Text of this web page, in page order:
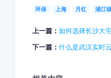
环保 上海 月红 浦江
上一篇： 如何选择长沙大
下一篇： 什么是武汉实时